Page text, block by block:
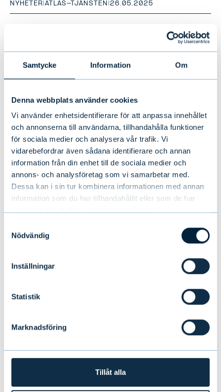
Samtycke Information Om
Denna webbplats använder cookies
Vi använder enhetsidentifierare för att anpassa innehållet
och annonserna till användarna, tillhandahålla funktioner
för sociala medier och analysera vår trafik. Vi
vidarebefordrar även sådana identifierare och annan
information från din enhet till de sociala medier och
annons- och analysföretag som vi samarbetar med.
Dessa kan i sin tur kombinera informationen med annan
information som du har tillhandahållit eller som de har
Nödvändig
Inställningar
Statistik
Marknadsföring
Tillåt alla
NYHETER|ATLAS-TJÄNSTEN |26.05.2025
Evli Private Capital gör en
betydande investering i det finska
tillväxtbolaget Calefa
NYHETER|ALTERNATIVA INVESTERINGAR 12.05.2025